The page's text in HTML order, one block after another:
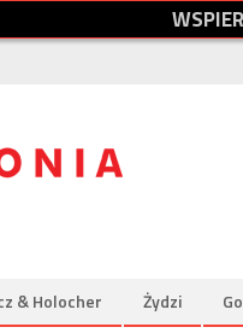
WSPIER
& Holocher Żydzi